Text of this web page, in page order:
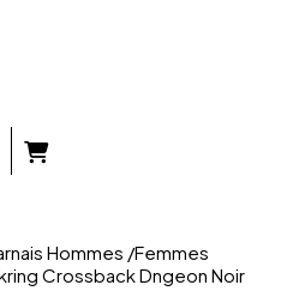
Hommes /Femmes
Crossback Dngeon Noir